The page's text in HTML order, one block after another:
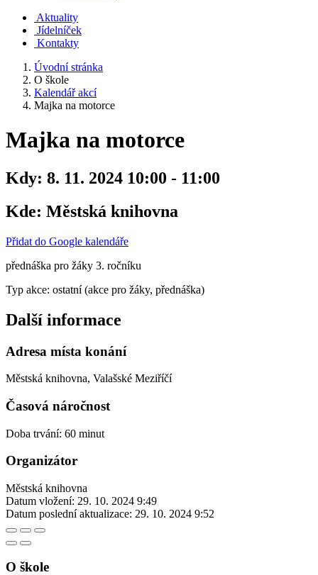
Aktuality
Jídelníček
Kontakty
Úvodní stránka
O škole
Kalendář akcí
Majka na motorce
Majka na motorce
Kdy: 8. 11. 2024 10:00 - 11:00
Kde: Městská knihovna
Přidat do Google kalendáře
přednáška pro žáky 3. ročníku
Typ akce: ostatní (akce pro žáky, přednáška)
Další informace
Adresa místa konání
Městská knihovna, Valašské Meziříčí
Časová náročnost
Doba trvání: 60 minut
Organizátor
Městská knihovna
Datum vložení: 29. 10. 2024 9:49
Datum poslední aktualizace: 29. 10. 2024 9:52
O škole